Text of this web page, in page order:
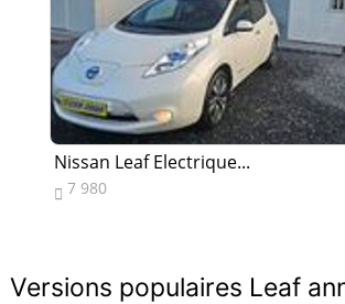
Nissan Leaf Electrique...
 7 980
Versions populaires Leaf